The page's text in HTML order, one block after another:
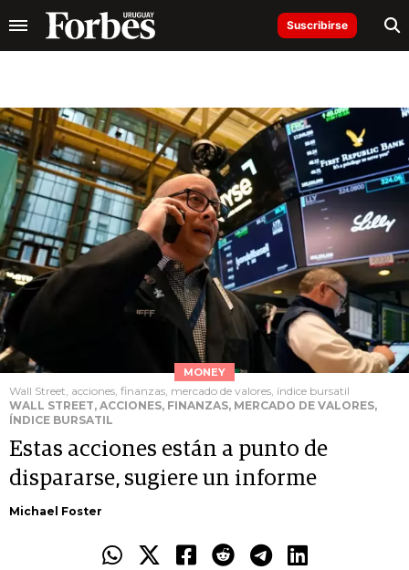
Suscribirse
MONEY
Wall Street, acciones, finanzas, mercado de valores, índice bursatil
WALL STREET, ACCIONES, FINANZAS, MERCADO DE VALORES,
ÍNDICE BURSATIL
Estas acciones están a punto de
dispararse, sugiere un informe
Michael Foster